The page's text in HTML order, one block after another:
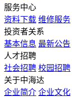
服务中心
资料下载 维修服务
投资者关系
基本信息 最新公告
人才招聘
社会招聘 校园招聘
关于中海达
企业简介 企业文化